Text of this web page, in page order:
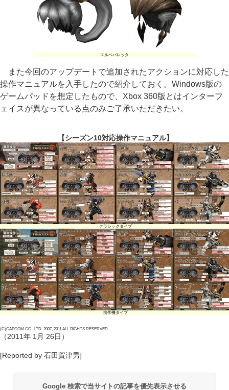
エルペバレッタ
また今回のアップデートで追加されたアクションに対応した
操作マニュアルを入手したので紹介しておく。Windows版の
ゲームパッドを想定したもので、Xbox 360版とはインターフ
ェイスが異なっている点のみご了承いただきたい。
【シーズン10対応操作マニュアル】
クラシックタイプ
携帯機タイプ
(C)CAPCOM CO., LTD. 2007, 2011 ALL RIGHTS RESERVED.
（2011年 1月 26日）
[Reported by 石田賀津男]
Google 検索で当サイトの記事を優先表示させる